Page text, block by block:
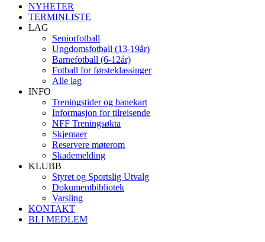
NYHETER
TERMINLISTE
LAG
Seniorfotball
Ungdomsfotball (13-19år)
Barnefotball (6-12år)
Fotball for førsteklassinger
Alle lag
INFO
Treningstider og banekart
Informasjon for tilreisende
NFF Treningsøkta
Skjemaer
Reservere møterom
Skademelding
KLUBB
Styret og Sportslig Utvalg
Dokumentbibliotek
Varsling
KONTAKT
BLI MEDLEM